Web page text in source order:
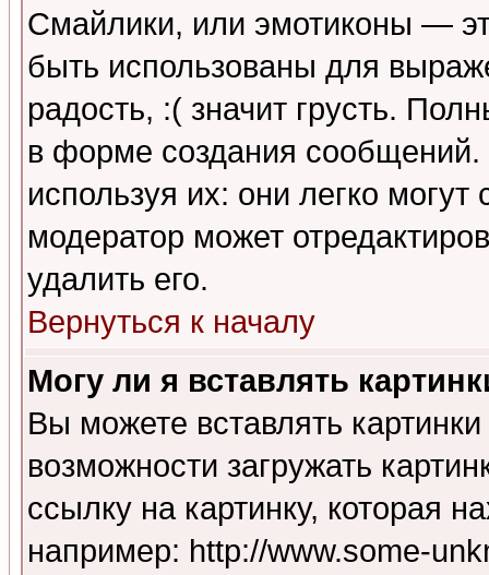
Смайлики, или эмотиконы —
быть использованы для
радость, :( значит грусть.
в форме создания сообщений.
используя их: они легко
модератор может
удалить его.
Вернуться к началу
Могу ли я вставлять
Вы можете вставлять
возможности загружать
ссылку на картинку, которая
например: http://www.some-